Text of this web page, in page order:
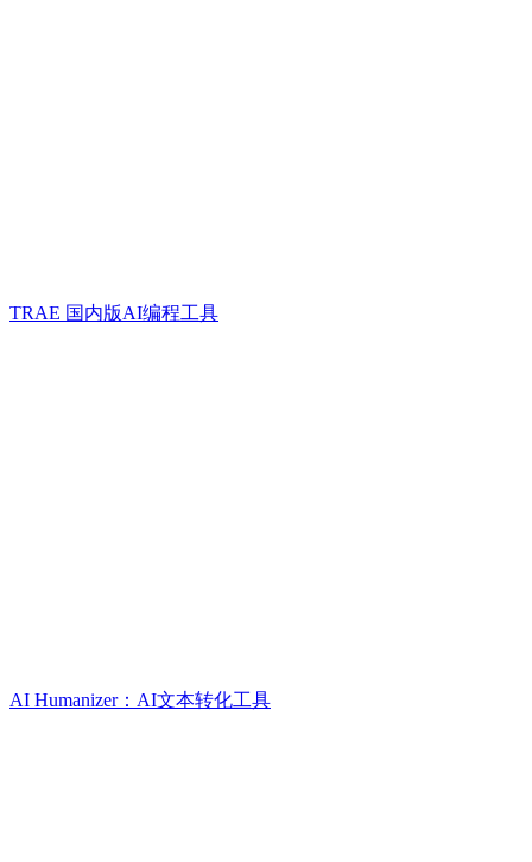
TRAE 国内版AI编程工具
AI Humanizer：AI文本转化工具